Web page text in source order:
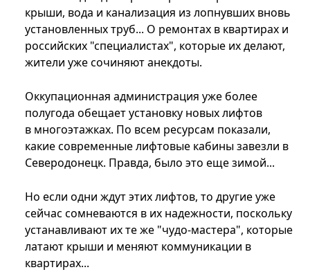
крыши, вода и канализация из лопнувших вновь
установленных труб... О ремонтах в квартирах и
российских "специалистах", которые их делают,
жители уже сочиняют анекдоты.
Оккупационная администрация уже более
полугода обещает установку новых лифтов
в многоэтажках. По всем ресурсам показали,
какие современные лифтовые кабины завезли в
Северодонецк. Правда, было это еще зимой...
Но если одни ждут этих лифтов, то другие уже
сейчас сомневаются в их надежности, поскольку
устанавливают их те же "чудо-мастера", которые
латают крыши и меняют коммуникации в
квартирах...